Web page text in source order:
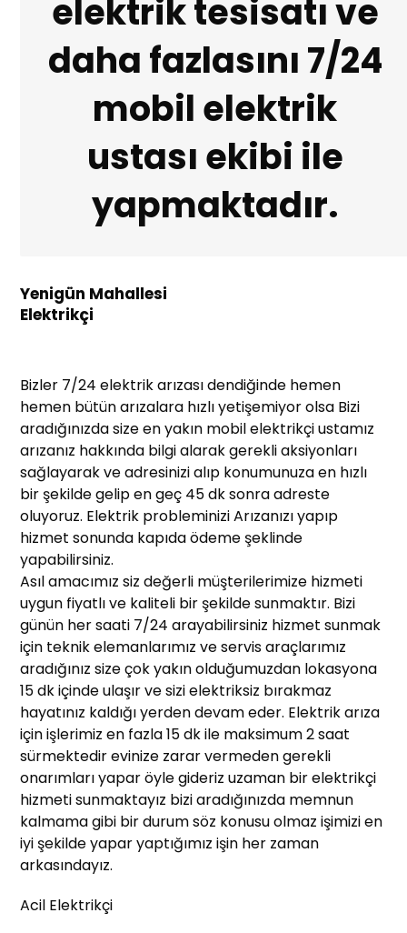
elektrik tesisatı ve
daha fazlasını 7/24
mobil elektrik
ustası ekibi ile
yapmaktadır.
Yenigün Mahallesi
Elektrikçi
Bizler 7/24 elektrik arızası dendiğinde hemen
hemen bütün arızalara hızlı yetişemiyor olsa Bizi
aradığınızda size en yakın mobil elektrikçi ustamız
arızanız hakkında bilgi alarak gerekli aksiyonları
sağlayarak ve adresinizi alıp konumunuza en hızlı
bir şekilde gelip en geç 45 dk sonra adreste
oluyoruz. Elektrik probleminizi Arızanızı yapıp
hizmet sonunda kapıda ödeme şeklinde
yapabilirsiniz.
Asıl amacımız siz değerli müşterilerimize hizmeti
uygun fiyatlı ve kaliteli bir şekilde sunmaktır. Bizi
günün her saati 7/24 arayabilirsiniz hizmet sunmak
için teknik elemanlarımız ve servis araçlarımız
aradığınız size çok yakın olduğumuzdan lokasyona
15 dk içinde ulaşır ve sizi elektriksiz bırakmaz
hayatınız kaldığı yerden devam eder. Elektrik arıza
için işlerimiz en fazla 15 dk ile maksimum 2 saat
sürmektedir evinize zarar vermeden gerekli
onarımları yapar öyle gideriz uzaman bir elektrikçi
hizmeti sunmaktayız bizi aradığınızda memnun
kalmama gibi bir durum söz konusu olmaz işimizi en
iyi şekilde yapar yaptığımız işin her zaman
arkasındayız.
Acil Elektrikçi